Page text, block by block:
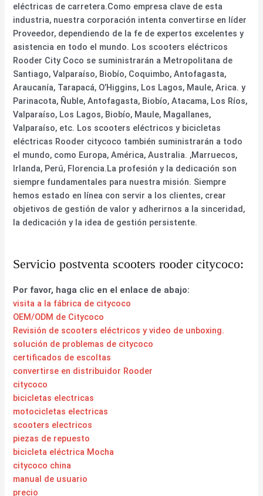
eléctricas de carretera.Como empresa clave de esta
industria, nuestra corporación intenta convertirse en líder
Proveedor, dependiendo de la fe de expertos excelentes y
asistencia en todo el mundo. Los scooters eléctricos
Rooder City Coco se suministrarán a Metropolitana de
Santiago, Valparaíso, Biobío, Coquimbo, Antofagasta,
Araucanía, Tarapacá, O’Higgins, Los Lagos, Maule, Arica. y
Parinacota, Ñuble, Antofagasta, Biobío, Atacama, Los Ríos,
Valparaíso, Los Lagos, Biobío, Maule, Magallanes,
Valparaíso, etc. Los scooters eléctricos y bicicletas
eléctricas Rooder citycoco también suministrarán a todo
el mundo, como Europa, América, Australia. ,Marruecos,
Irlanda, Perú, Florencia.La profesión y la dedicación son
siempre fundamentales para nuestra misión. Siempre
hemos estado en línea con servir a los clientes, crear
objetivos de gestión de valor y adherirnos a la sinceridad,
la dedicación y la idea de gestión persistente.
Servicio postventa scooters rooder citycoco:
Por favor, haga clic en el enlace de abajo:
visita a la fábrica de citycoco
OEM/ODM de Citycoco
Revisión de scooters eléctricos y video de unboxing.
solución de problemas de citycoco
certificados de escoltas
convertirse en distribuidor Rooder
citycoco
bicicletas electricas
motocicletas electricas
scooters electricos
piezas de repuesto
bicicleta eléctrica Mocha
citycoco china
manual de usuario
precio